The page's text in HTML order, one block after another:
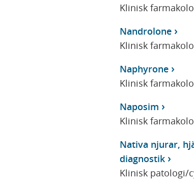
Klinisk
Nandrolone
Klinisk
Naphyrone
Klinisk
Naposim
Klinisk
Nativa njurar,
diagnostik
Klinisk patologi/